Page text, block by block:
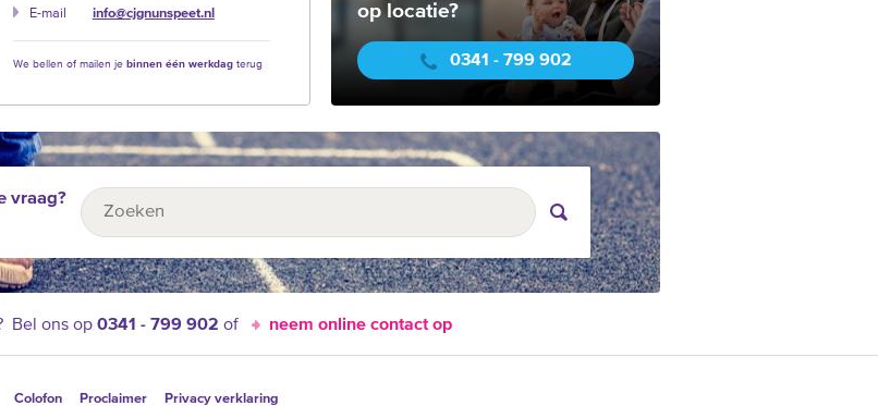
E-mail info@cjgnunspeet.nl
We bellen of mailen je binnen één werkdagterug
op locatie?
0341 - 799 902
vraag?
Bel ons op 0341 - 799 902 of neem online contact op
Colofon Proclaimer Privacy verklaring